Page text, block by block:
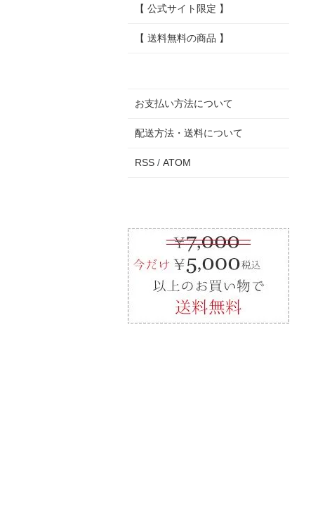
【 公式サイト限定 】
【 送料無料の商品 】
お支払い方法について
配送方法・送料について
RSS / ATOM